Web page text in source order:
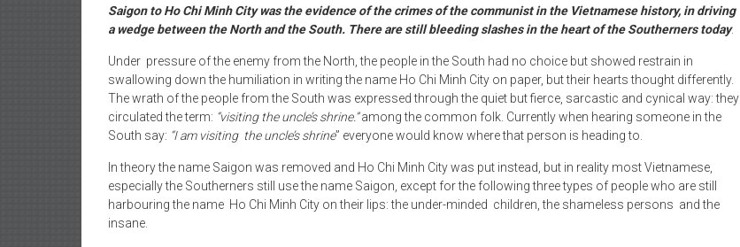
Saigon to Ho Chi Minh City was the evidence of the crimes of the communist in the Vietnamese history, in driving
a wedge between the North and the South. There are still bleeding slashes in the heart of the Southerners today.
Under pressure of the enemy from the North, the people in the South had no choice but showed restrain in
swallowing down the humiliation in writing the name Ho Chi Minh City on paper, but their hearts thought differently.
The wrath of the people from the South was expressed through the quiet but fierce, sarcastic and cynical way: they
circulated the term: “visiting the uncle’s shrine.”among the common folk. Currently when hearing someone in the
South say: “I am visiting the uncle’s shrine” everyone would know where that person is heading to.
In theory the name Saigon was removed and Ho Chi Minh City was put instead, but in reality most Vietnamese,
especially the Southerners still use the name Saigon, except for the following three types of people who are still
harbouring the name Ho Chi Minh City on their lips: the under-minded children, the shameless persons and the
insane.